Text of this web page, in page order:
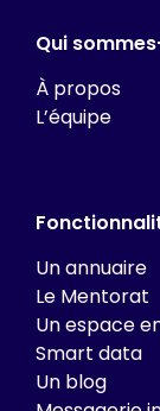
Qui
À propos
L’équipe
Un annuaire
Le Mentorat
Un espace
Smart data
Un blog